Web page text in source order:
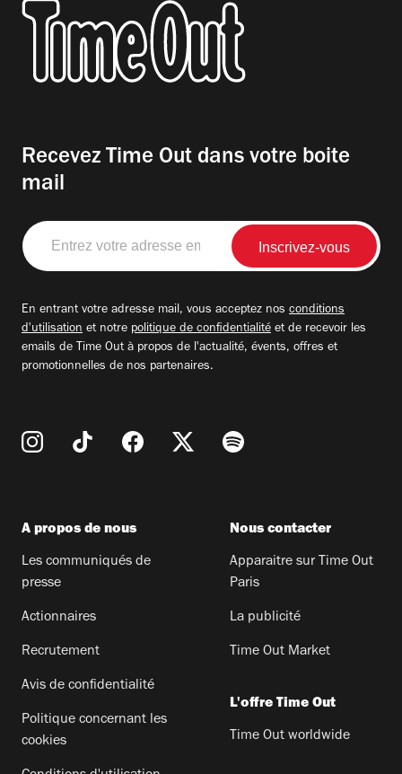
Recevez Time Out dans votre boite
mail
Entrez
votre
adresse
En entrant votre adresse mail, vous acceptez nos conditions
d'utilisation et notre politique de confidentialité et de recevoir les
emails de Time Out à propos de l'actualité, évents, offres et
promotionnelles de nos partenaires.
A propos de nous
Les communiqués de
presse
Actionnaires
Recrutement
Avis de confidentialité
Politique concernant les
cookies
Nous contacter
Apparaitre sur Time Out
Paris
La publicité
Time Out Market
L'offre Time Out
Time Out worldwide